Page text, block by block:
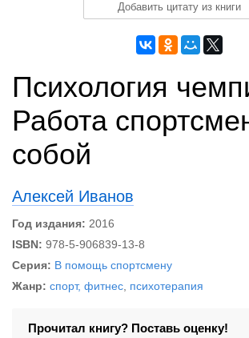
Добавить цитату из книги
Психология
Работа
собой
Алексей Иванов
Год издания: 2016
ISBN: 978-5-906839-13-8
Серия: В помощь спортсмену
Жанр: спорт, фитнес психотерапия
Прочитал книгу? Поставь оценку!